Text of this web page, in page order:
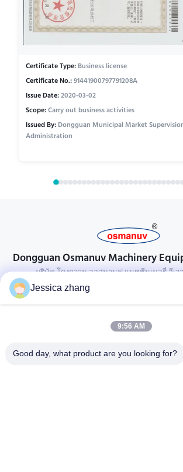
Certificate Type:Business license
Certificate No.:91441900797791208A
Issue Date:2020-03-02
Scope:Carry out business activities
Issued By:Dongguan Municipal Market
Administration
Dongguan Osmanuv Machinery
บริษัท โดงกวาน ออสมานูฟ แมชชีนเนอรี่ อีเว
ติดต่อ
28 อุตสาหกรรมที่สอง Liu chong wei,
86-769 -88125248
Jessica zhang
9:56 AM
Good day, what product are you looking for?